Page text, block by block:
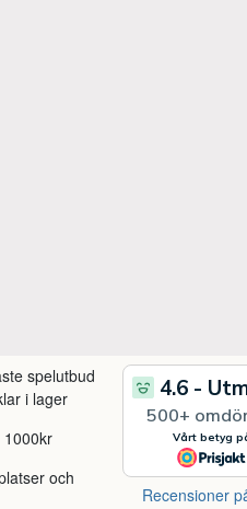
spelutbud
i lager
1000kr
och
Recensioner